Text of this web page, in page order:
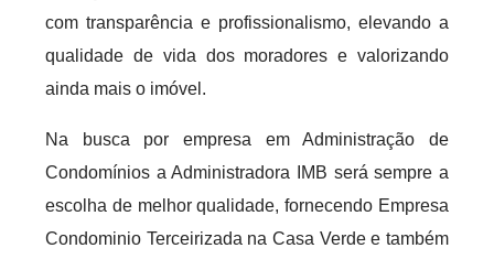
com transparência e profissionalismo, elevando a
qualidade de vida dos moradores e valorizando
ainda mais o imóvel.
Na busca por empresa em Administração de
Condomínios a Administradora IMB será sempre a
escolha de melhor qualidade, fornecendo Empresa
Condominio Terceirizada na Casa Verde e também